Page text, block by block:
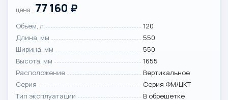
цена 77 160 ₽
Объем, л
120
Длина, мм
550
Ширина, мм
550
Высота, мм
1655
Расположение
Вертикальное
Серия
Серия ФМ/ЦКТ
Тип эксплуатации
В обрешетке